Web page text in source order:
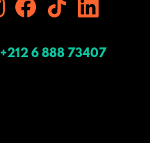
+212 6 888 73407